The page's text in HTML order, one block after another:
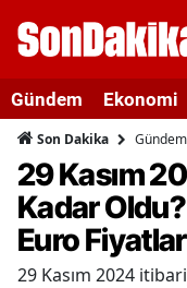
Gündem Ekonomi
Son Dakika Gündem
29 Kasım
Kadar
Euro
29 Kasım 2024